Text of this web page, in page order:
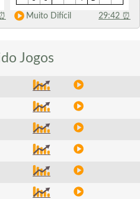
Muito Difícil 29:42 ⏰
Jogos